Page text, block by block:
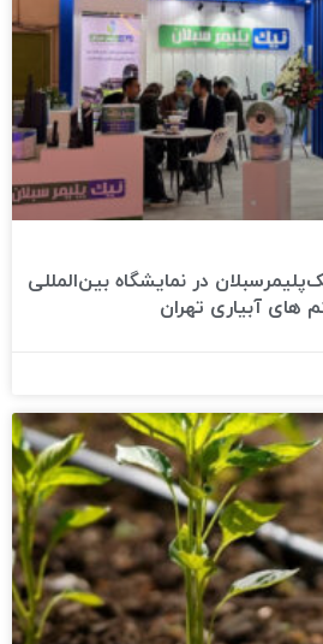
در نمایشگاه بین‌المللی
های آبیاری تهران